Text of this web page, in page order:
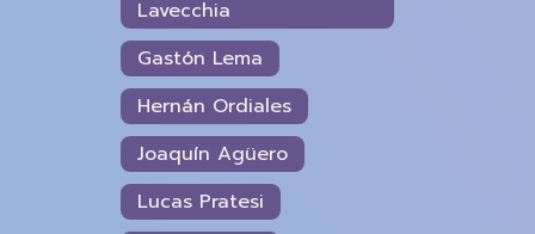
Lavecchia
Gastón Lema
Hernán Ordiales
Joaquín Agüero
Lucas Pratesi